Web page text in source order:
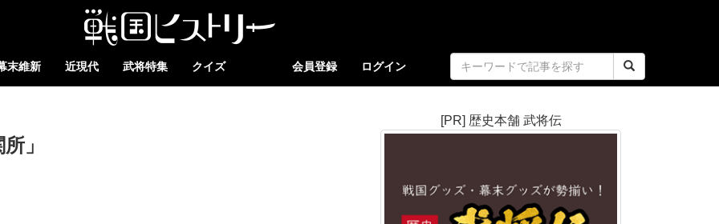
末維新 近現代 武将特集 クイズ 会員登録 ログイン
」
[PR] 歴史本舗 武将伝